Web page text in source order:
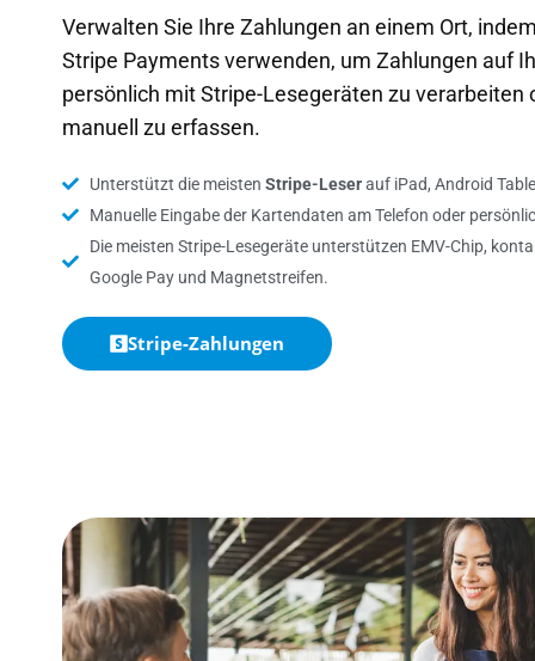
Verwalten Sie Ihre Zahlungen an einem Ort,
Stripe Payments verwenden, um Zahlungen auf
persönlich mit Stripe-Lesegeräten zu verarbeiten
manuell zu erfassen.
Unterstützt die meisten Stripe-Leserauf iPad, Android
Manuelle Eingabe der Kartendaten am Telefon oder
Die meisten Stripe-Lesegeräte unterstützen EMV-Chip,
Google Pay und Magnetstreifen.
Stripe-Zahlungen